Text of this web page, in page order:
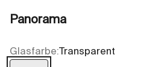
Panorama
Glasfarbe: Transparent